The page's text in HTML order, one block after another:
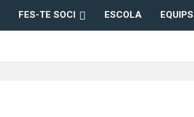
FES-TE SOCI ESCOLA EQUIPS